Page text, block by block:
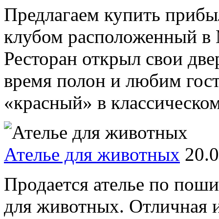
Предлагаем купить
клубом расположенный в
Ресторан открыл свои
время полон и любим
«красный» в
Ателье для животных
Продается ателье по
для животных. Отличная